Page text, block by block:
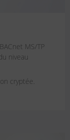
MS/TP
niveau
cryptée.